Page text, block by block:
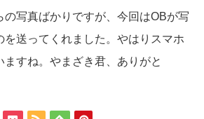
の写真ばかりですが、今回はOBが写
を送ってくれました。やはりスマホ
ますね。やまざき君、ありがと